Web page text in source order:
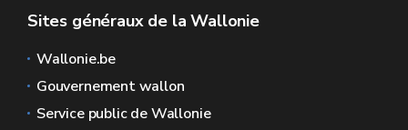
Sites généraux de la Wallonie
Wallonie.be
Gouvernement wallon
Service public de Wallonie